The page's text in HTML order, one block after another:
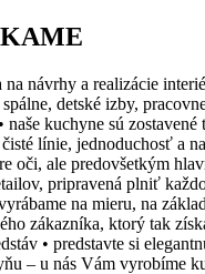
na návrhy a realizácie
detské izby,
naše kuchyne sú
línie, jednoduchosť a
oči, ale predovšetkým
pripravená plniť
na mieru, na
zákazníka, ktorý tak
• predstavte si
– u nás Vám vyrobíme